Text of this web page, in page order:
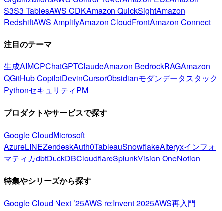
S3S3 TablesAWS CDKAmazon QuickSightAmazon
RedshiftAWS AmplifyAmazon CloudFrontAmazon Connect
注目のテーマ
生成AIMCPChatGPTClaudeAmazon BedrockRAGAmazon
QGitHub CopilotDevinCursorObsidianモダンデータスタック
PythonセキュリティPM
プロダクトやサービスで探す
Google CloudMicrosoft
AzureLINEZendeskAuth0TableauSnowflakeAlteryxインフォ
マティカdbtDuckDBCloudflareSplunkVision OneNotion
特集やシリーズから探す
Google Cloud Next ’25AWS re:Invent 2025AWS再入門